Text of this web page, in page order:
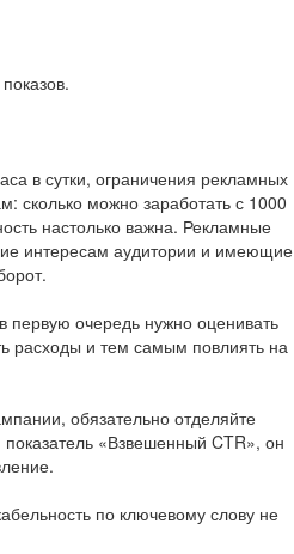
в сутки, ограничения рекламных
сколько можно заработать с 1000
настолько важна. Рекламные
интересам аудитории и имеющие
первую очередь нужно оценивать
расходы и тем самым повлиять на
обязательно отделяйте
«Взвешенный CTR», он
по ключевому слову не